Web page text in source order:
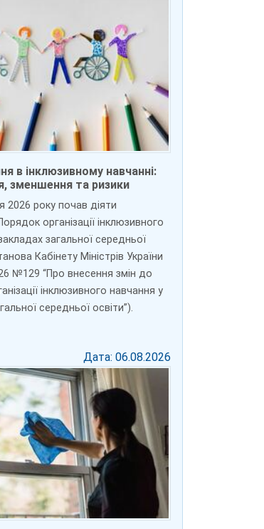
в інклюзивному навчанні:
зменшення та ризики
2026 року почав діяти
організації інклюзивного
загальної середньої
Кабінету Міністрів України
№129 “Про внесення змін до
інклюзивного навчання у
середньої освіти”).
Дата: 06.08.2026